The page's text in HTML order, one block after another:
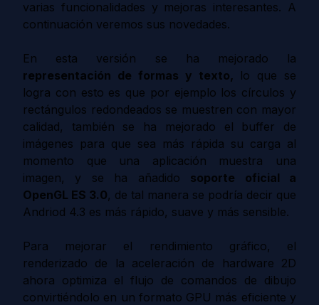
varias funcionalidades y mejoras interesantes. A
continuación veremos sus novedades.
En esta versión se ha mejorado la
representación de formas y texto, lo que se
logra con esto es que por ejemplo los círculos y
rectángulos redondeados se muestren con mayor
calidad, también se ha mejorado el buffer de
imágenes para que sea más rápida su carga al
momento que una aplicación muestra una
imagen, y se ha añadido soporte oficial a
OpenGL ES 3.0, de tal manera se podría decir que
Andriod 4.3 es más rápido, suave y más sensible.
Para mejorar el rendimiento gráfico, el
renderizado de la aceleración de hardware 2D
ahora optimiza el flujo de comandos de dibujo
convirtiéndolo en un formato GPU más eficiente y